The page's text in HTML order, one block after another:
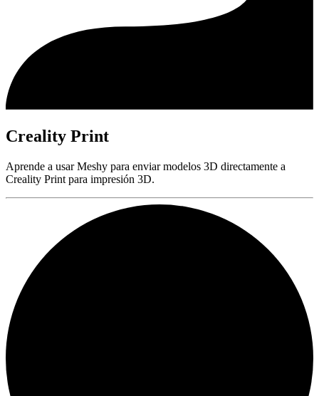
Creality Print
Aprende a usar Meshy para enviar modelos 3D directamente a
Creality Print para impresión 3D.